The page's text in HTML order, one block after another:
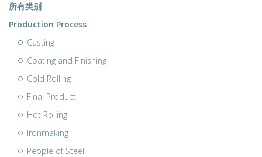
所有类别
Production Process
Casting
Coating and Finishing
Cold Rolling
Final Product
Hot Rolling
Ironmaking
People of Steel